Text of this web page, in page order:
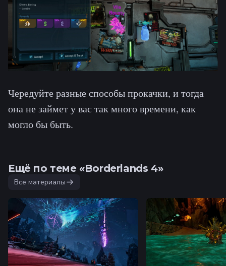
Чередуйте разные способы прокачки, и тогда
она не займет у вас так много времени, как
могло бы быть.
Ещё по теме «Borderlands 4»
Все материалы